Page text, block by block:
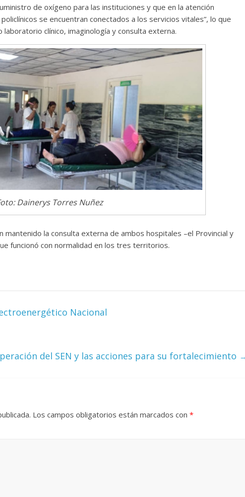
de oxígeno para las instituciones y que en la atención
se encuentran conectados a los servicios vitales”, lo que
clínico, imaginología y consulta externa.
Dainerys Torres Nuñez
mantenido la consulta externa de ambos hospitales –el Provincial y
funcionó con normalidad en los tres territorios.
Nacional
del SEN y las acciones para su fortalecimiento
Los campos obligatorios están marcados con *
comedia
argentina
2025
Julio Martínez Molina
Cine macizo de
28 diciembre, 2025
0